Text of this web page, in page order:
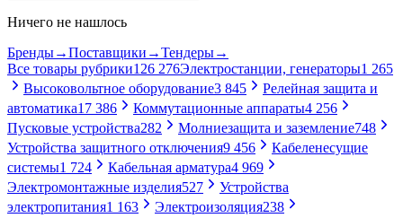
Ничего не нашлось
Бренды→Поставщики →Тендеры→
Все товары рубрики126 276Электростанции, генераторы1 265
Высоковольтное оборудование3 845
Релейная защита и
автоматика17 386 Коммутационные аппараты4 256
Пусковые устройства282 Молниезащита и заземление748
Устройства защитного отключения9 456
Кабеленесущие
системы1 724 Кабельная арматура4 969
Электромонтажные изделия527
Устройства
электропитания1 163 Электроизоляция238